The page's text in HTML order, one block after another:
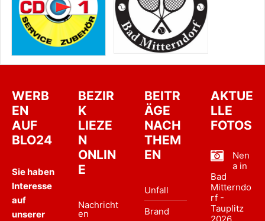
WERB
EN
AUF
BLO24
Sie haben
Interesse
auf
unserer
BEZIR
K
LIEZE
N
ONLIN
E
Nachricht
en
BEITR
ÄGE
NACH
THEM
EN
Unfall
Brand
AKTUE
LLE
FOTOS
Nen
a in
Bad
Mitterndo
rf -
Tauplitz
2026